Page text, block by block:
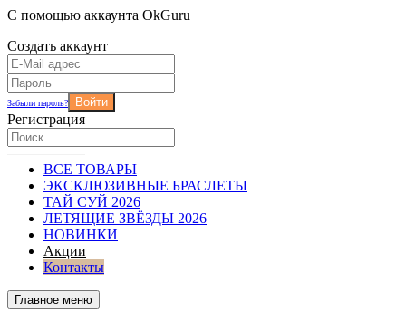
С помощью аккаунта OkGuru
Создать аккаунт
Забыли пароль? Войти
Регистрация
ВСЕ ТОВАРЫ
ЭКСКЛЮЗИВНЫЕ БРАСЛЕТЫ
ТАЙ СУЙ 2026
ЛЕТЯЩИЕ ЗВЁЗДЫ 2026
НОВИНКИ
Акции
Контакты
Главное меню